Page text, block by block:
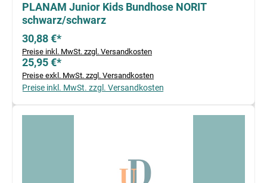
PLANAM Junior Kids Bundhose NORIT
schwarz/schwarz
30,88 €*
Preise inkl. MwSt. zzgl. Versandkosten
25,95 €*
Preise exkl. MwSt. zzgl. Versandkosten
Preise inkl. MwSt. zzgl. Versandkosten